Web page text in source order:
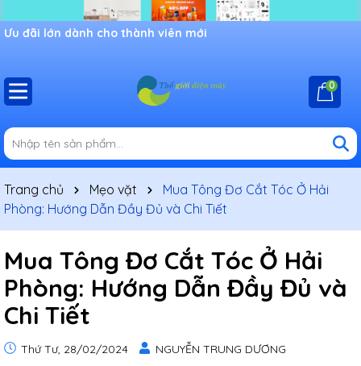
Chào mừng bạn đến với cửa hàng Shop thế giới điện máy,
Ưu đãi lớn dành cho thành viên mới
0
Trang chủ Mẹo vặt
Mua Tông Đơ Cắt Tóc Ở Hải
Phòng: Hướng Dẫn Đầy Đủ và Chi Tiết
Mua Tông Đơ Cắt Tóc Ở Hải
Phòng: Hướng Dẫn Đầy Đủ và
Chi Tiết
Thứ Tư, 28/02/2024 NGUYỄN TRUNG DƯƠNG